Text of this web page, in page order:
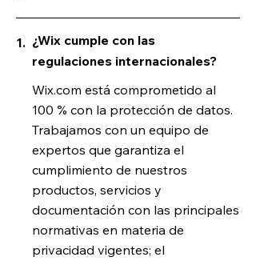
1. ¿Wix cumple con las
regulaciones internacionales?
Wix.com está comprometido al
100 % con la protección de datos.
Trabajamos con un equipo de
expertos que garantiza el
cumplimiento de nuestros
productos, servicios y
documentación con las principales
normativas en materia de
privacidad vigentes; el